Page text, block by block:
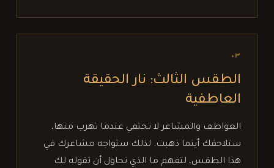
٠٣
الطقس الثالث: نار الحقيقة
العاطفية
العواطف والمشاعر لا تختفي عندما تهرب منها،
ستلاحقك أينما ذهبت. لذلك ستواجه مشاعرك في
هذا الطقس، لتفهم ما الذي تحاول أن تقوله لك